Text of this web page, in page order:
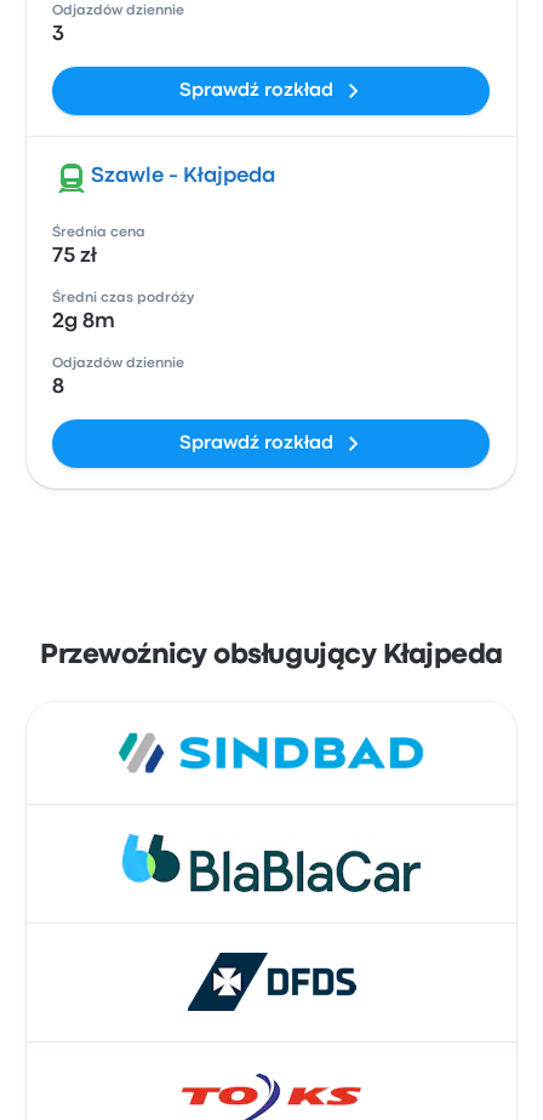
Odjazdów dziennie
3
Sprawdź rozkład
Szawle - Kłajpeda
Średnia cena
75 zł
Średni czas podróży
2g 8m
Odjazdów dziennie
8
Sprawdź rozkład
Przewoźnicy obsługujący Kłajpeda